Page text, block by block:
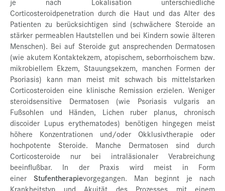
Corticosteroidpenetration durch die Haut und das Alter des
Patienten zu berücksichtigen sind (schwächere Steroide an
stärker permeablen Hautstellen und bei Kindern sowie älteren
Menschen). Bei auf Steroide gut ansprechenden Dermatosen
(wie akutem Kontaktekzem, atopischem, seborrhoischem bzw.
mikrobiellem Ekzem, Stauungsekzem, manchen Formen der
Psoriasis) kann man meist mit schwach bis mittelstarken
Corticosteroiden eine klinische Remission erzielen. Weniger
steroidsensitive Dermatosen (wie Psoriasis vulgaris an
Fußsohlen und Händen, Lichen ruber planus, chronisch
discoider Lupus erythematodes) benötigen hingegen meist
höhere Konzentrationen und/oder Okklusivtherapie oder
hochpotente Steroide. Manche Dermatosen sind durch
Corticosteroide nur bei intraläsionaler Verabreichung
beeinflußbar. In der Praxis wird meist in Form
einer Stufentherapievorgegangen. Man beginnt je nach
Krankheitstyp und Akuität des Prozesses mit einem